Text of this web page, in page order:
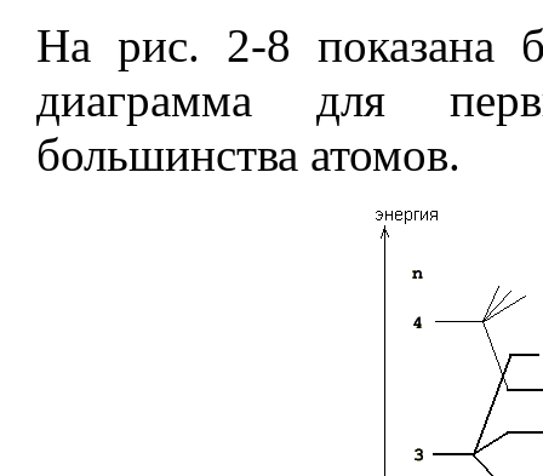
На рис. 2-8 показана
диаграмма для
большинства атомов.